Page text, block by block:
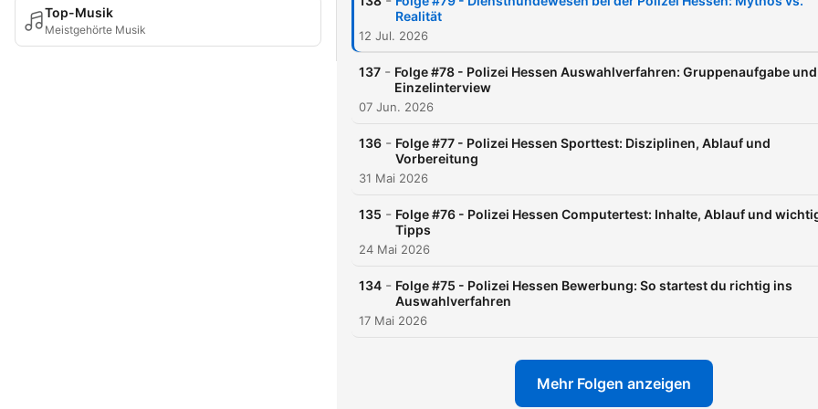
Top-Musik
Meistgehörte Musik
Gespräch und geben dir
Polizeiberufs. Egal ob
oder Hundestaffel - wir
sie alle hier bei
Storys und kuriose
Geschichten des
Menschen hinter der
Tauch ein in die Welt echter
Realität
12 Jul. 2026
137 - Folge #78 - Polizei Hessen Auswahlverfahren: Gruppenaufgabe und
Einzelinterview
07 Jun. 2026
136 - Folge #77 - Polizei Hessen Sporttest: Disziplinen, Ablauf und
Vorbereitung
31 Mai 2026
135 - Folge #76 - Polizei Hessen Computertest: Inhalte, Ablauf und
Tipps
24 Mai 2026
134 - Folge #75 - Polizei Hessen Bewerbung: So startest du richtig ins
Auswahlverfahren
17 Mai 2026
Mehr Folgen anzeigen